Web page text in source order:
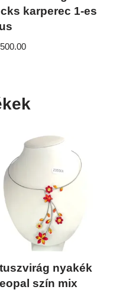
karperec 1-es
nyakék
szín mix